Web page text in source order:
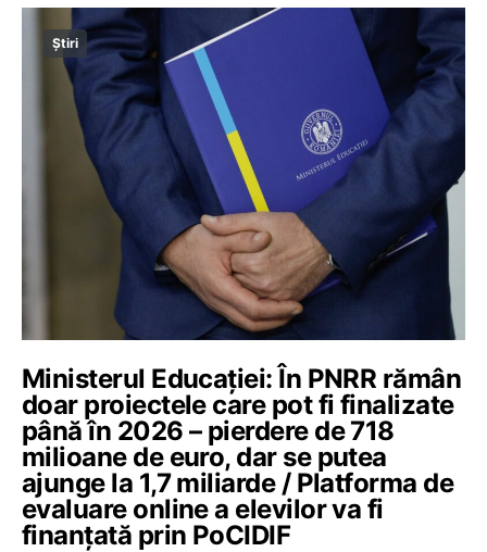
Știri
Ministerul Educației: În PNRR rămân
doar proiectele care pot fi finalizate
până în 2026 – pierdere de 718
milioane de euro, dar se putea
ajunge la 1,7 miliarde / Platforma de
evaluare online a elevilor va fi
finanțată prin PoCIDIF